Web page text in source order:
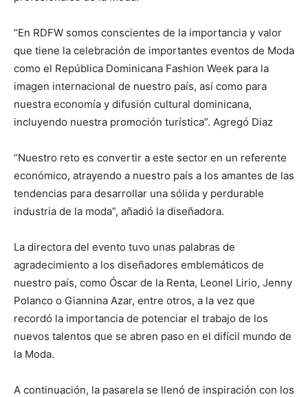
“En RDFW somos conscientes de la importancia y valor
que tiene la celebración de importantes eventos de Moda
como el República Dominicana Fashion Week para la
imagen internacional de nuestro país, así como para
nuestra economía y difusión cultural dominicana,
incluyendo nuestra promoción turística”. Agregó Diaz
“Nuestro reto es convertir a este sector en un referente
económico, atrayendo a nuestro país a los amantes de las
tendencias para desarrollar una sólida y perdurable
industria de la moda”, añadió la diseñadora.
La directora del evento tuvo unas palabras de
agradecimiento a los diseñadores emblemáticos de
nuestro país, como Óscar de la Renta, Leonel Lirio, Jenny
Polanco o Giannina Azar, entre otros, a la vez que
recordó la importancia de potenciar el trabajo de los
nuevos talentos que se abren paso en el difícil mundo de
la Moda.
A continuación, la pasarela se llenó de inspiración con los